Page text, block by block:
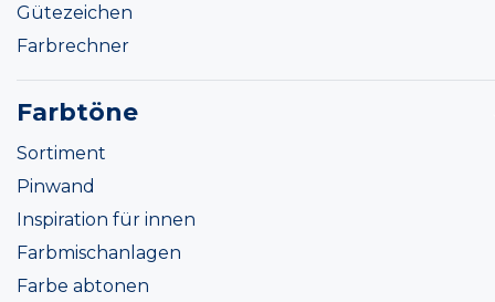
Gütezeichen
Farbrechner
Farbtöne
Sortiment
Pinwand
Inspiration für innen
Farbmischanlagen
Farbe abtonen